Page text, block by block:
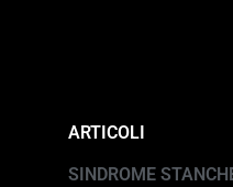
ARTICOLI
SINDROME